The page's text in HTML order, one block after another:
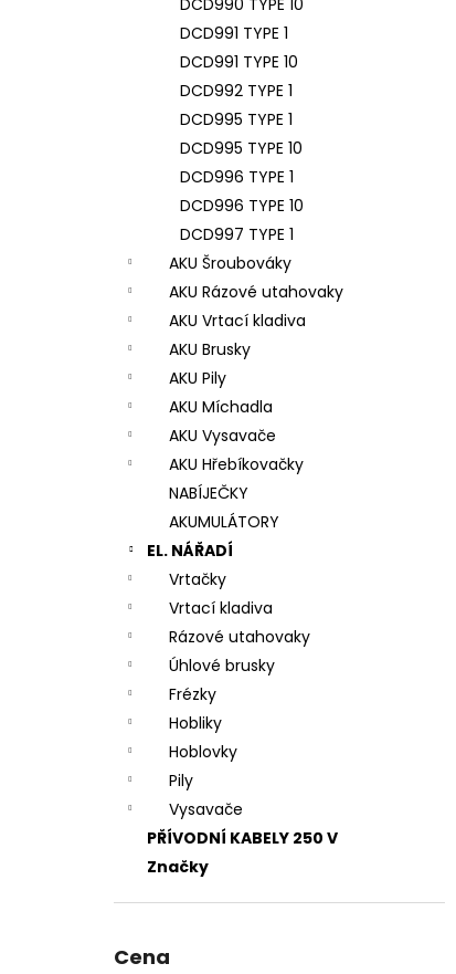
DCD990 TYPE 10
DCD991 TYPE 1
DCD991 TYPE 10
DCD992 TYPE 1
DCD995 TYPE 1
DCD995 TYPE 10
DCD996 TYPE 1
DCD996 TYPE 10
DCD997 TYPE 1
AKU Šroubováky
AKU Rázové utahovaky
AKU Vrtací kladiva
AKU Brusky
AKU Pily
AKU Míchadla
AKU Vysavače
AKU Hřebíkovačky
NABÍJEČKY
AKUMULÁTORY
EL. NÁŘADÍ
Vrtačky
Vrtací kladiva
Rázové utahovaky
Úhlové brusky
Frézky
Hobliky
Hoblovky
Pily
Vysavače
PŘÍVODNÍ KABELY 250 V
Značky
Cena